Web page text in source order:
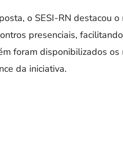
o SESI-RN destacou
presenciais,
foram disponibilizados
da iniciativa.